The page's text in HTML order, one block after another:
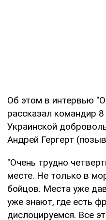
Об этом в интервью
рассказал командир
Украинской
Андрей Гергерт
"Очень трудно
месте. Не только в
бойцов. Места уже
уже знают, где есть
дислоцируемся. Все